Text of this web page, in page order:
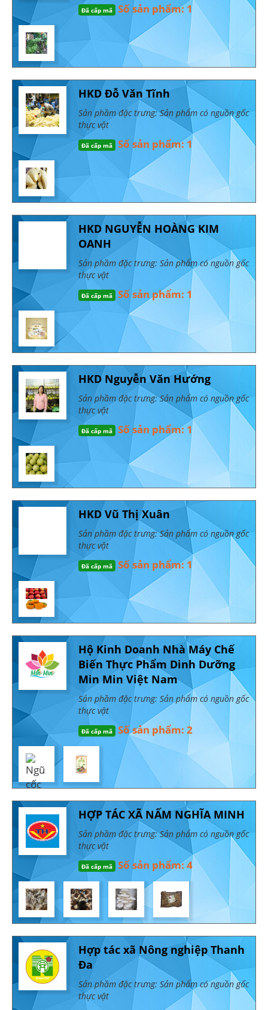
Đã cấp mã Số sản phẩm: 1
HKD Đỗ Văn Tĩnh
Sản phầm đặc trưng: Sản phẩm có nguồn gốc
thực vật
Đã cấp mã Số sản phẩm: 1
HKD NGUYỄN HOÀNG KIM
OANH
Sản phầm đặc trưng: Sản phẩm có nguồn gốc
thực vật
Đã cấp mã Số sản phẩm: 1
HKD Nguyễn Văn Hướng
Sản phầm đặc trưng: Sản phẩm có nguồn gốc
thực vật
Đã cấp mã Số sản phẩm: 1
HKD Vũ Thị Xuân
Sản phầm đặc trưng: Sản phẩm có nguồn gốc
thực vật
Đã cấp mã Số sản phẩm: 1
Hộ Kinh Doanh Nhà Máy Chế
Biến Thực Phẩm Dinh Dưỡng
Min Min Việt Nam
Sản phầm đặc trưng: Sản phẩm có nguồn gốc
thực vật
Đã cấp mã Số sản phẩm: 2
HỢP TÁC XÃ NẤM NGHĨA MINH
Sản phầm đặc trưng: Sản phẩm có nguồn gốc
thực vật
Đã cấp mã Số sản phẩm: 4
Hợp tác xã Nông nghiệp Thanh
Đa
Sản phầm đặc trưng: Sản phẩm có nguồn gốc
thực vật